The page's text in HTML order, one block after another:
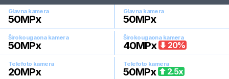
Glavna kamera
50MPx
Glavna kamera
50MPx
Širokougaona kamera
50MPx
Širokougaona kamera
40MPx 20%
Telefoto kamera
20MPx
Telefoto kamera
50MPx 2.5x